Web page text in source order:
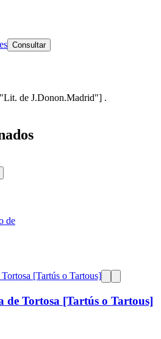
Consultar
de J.Donon.Madrid"] .
de
de Tortosa [Tartús o Tartous]